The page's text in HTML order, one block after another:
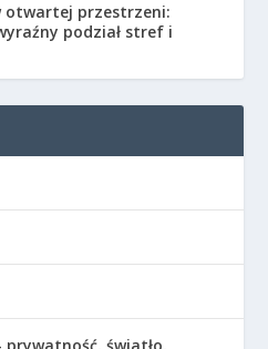
otwartej przestrzeni:
podział stref i